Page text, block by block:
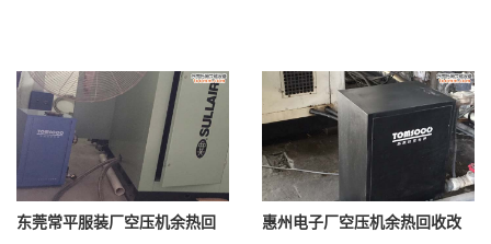
东莞常平服装厂空压机余热回
惠州电子厂空压机余热回收改